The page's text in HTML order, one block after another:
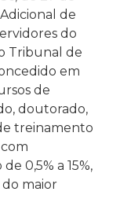
de
do
Tribunal de
em
de
doutorado,
treinamento
0,5% a 15%,
do maior